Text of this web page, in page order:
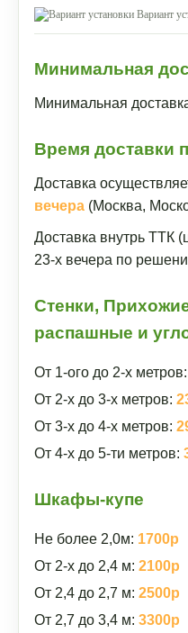
Вариант
Минимальная
Минимальная
Время доставки
Доставка
вечера (Москва,
Доставка внутрь ТТК
23-х вечера по
Стенки,
распашные и
От 1-ого до 2-х метров:
От 2-х до 3-х метров:
От 3-х до 4-х метров:
От 4-х до 5-ти метров:
Шкафы-купе
Не более 2,0м: 1700р
От 2-х до 2,4 м: 2100р
От 2,4 до 2,7 м: 2500р
От 2,7 до 3,4 м: 3300р